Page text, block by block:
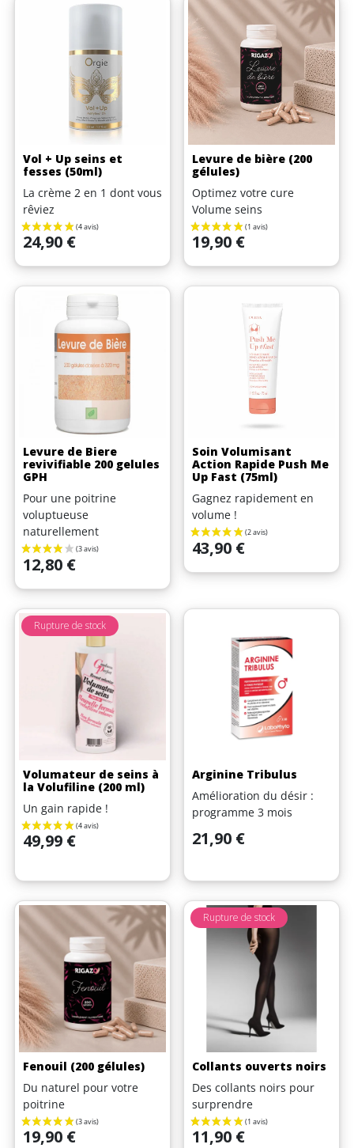
Vol + Up seins et
fesses (50ml)
La crème 2 en 1 dont vous
rêviez
Prix
24,90 €
Levure de bière (200
gélules)
Optimez votre cure
Volume seins
Prix
19,90 €
Levure de Biere
revivifiable 200 gelules
GPH
Pour une poitrine
voluptueuse
naturellement
Prix
12,80 €
Soin Volumisant
Action Rapide Push Me
Up Fast (75ml)
Gagnez rapidement en
volume !
Prix
43,90 €
Volumateur de seins à
la Volufiline (200 ml)
Un gain rapide !
Prix
49,99 €
Rupture de stock
Arginine Tribulus
Amélioration du désir :
programme 3 mois
Prix
21,90 €
Fenouil (200 gélules)
Du naturel pour votre
poitrine
Prix
19,90 €
Collants ouverts noirs
Des collants noirs pour
surprendre
Prix
11,90 €
Rupture de stock